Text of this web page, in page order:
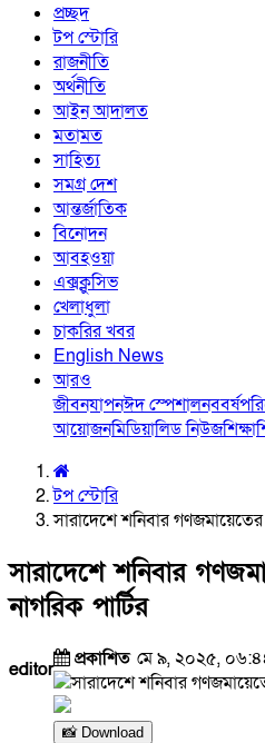
প্রচ্ছদ
টপ স্টোরি
রাজনীতি
অর্থনীতি
আইন আদালত
মতামত
সাহিত্য
সমগ্র দেশ
আন্তর্জাতিক
বিনোদন
আবহওয়া
এক্সক্লুসিভ
খেলাধুলা
চাকরির খবর
English News
আরও
জীবনযাপনঈদ স্পেশালনববর্ষ
আয়োজনমিডিয়ালিড নিউজশিক্ষা
টপ স্টোরি
সারাদেশে শনিবার
সারাদেশে শনিবার
নাগরিক পার্টির
editor প্রকাশিত মে ৯, ২০২৫,
📸 Download